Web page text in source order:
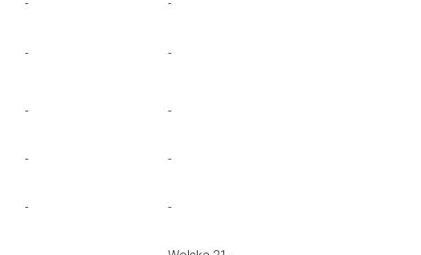
- -
- -
- -
- -
- -